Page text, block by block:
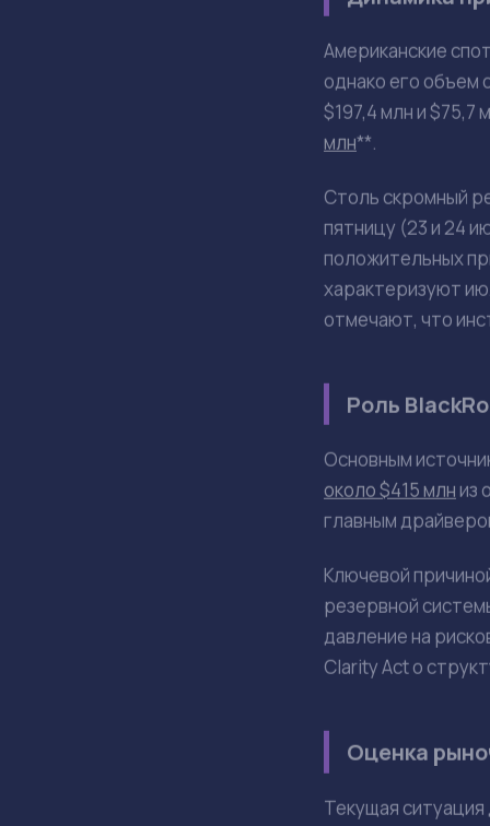
Июл 27, 14:28 Factory C.
Спотовые
сохранилась
оттоку $4
ОСНОВНЫЕ ТЕЗИСЫ
Спотовые
Июль
Динамика
Американские
однако его объем
млн
Столь скромный
пятницу (23 и 24